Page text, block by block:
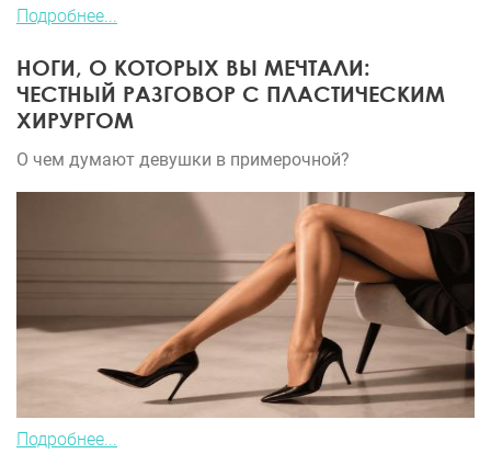
Подробнее...
НОГИ, О КОТОРЫХ ВЫ МЕЧТАЛИ:
ЧЕСТНЫЙ РАЗГОВОР С ПЛАСТИЧЕСКИМ
ХИРУРГОМ
О чем думают девушки в примерочной?
Подробнее...